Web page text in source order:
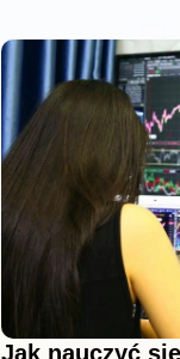
Jak nauczyć